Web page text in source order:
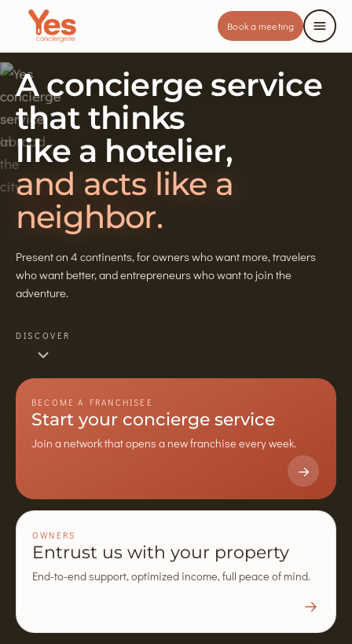
Book a meeting
A concierge service
that thinks
like a hotelier,
and acts like a
neighbor.
Present on 4 continents, for owners who want more, travelers
who want better, and entrepreneurs who want to join the
adventure.
DISCOVER
BECOME A FRANCHISEE
Start your concierge service
Join a network that opens a new franchise every week.
→
OWNERS
Entrust us with your property
End-to-end support, optimized income, full peace of mind.
→